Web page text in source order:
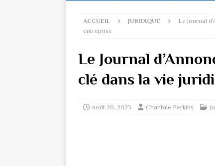
ACCUEIL JURIDIQUE
Le Journal
entreprise
Le Journal
clé dans la vie
août 20, 2023 Chantale Perkins